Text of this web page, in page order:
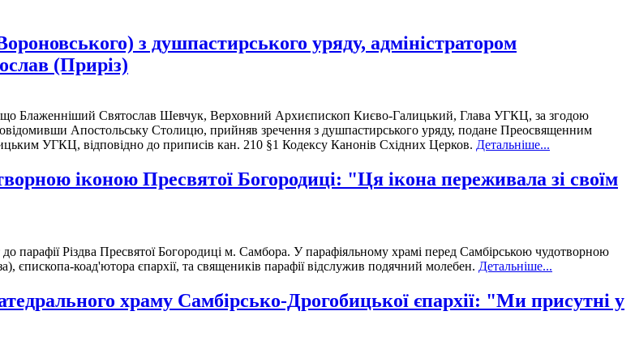
з душпастирського уряду, адміністратором
(Приріз)
що Блаженніший Святослав Шевчук, Верховний Архиєпископ Києво-Галицький, Глава УГКЦ, за згодою
Апостольську Столицю, прийняв зречення з душпастирського уряду, подане Преосвященним
УГКЦ, відповідно до приписів кан. 210 §1 Кодексу Канонів Східних Церков. Детальніше...
іконою Пресвятої Богородиці: "Ця ікона переживала зі своїм
парафії Різдва Пресвятої Богородиці м. Самбора. У парафіяльному храмі перед Самбірською чудотворною
єпископа-коад'ютора єпархії, та священиків парафії відслужив подячний молебен. Детальніше...
храму Самбірсько-Дрогобицької єпархії: "Ми присутні у